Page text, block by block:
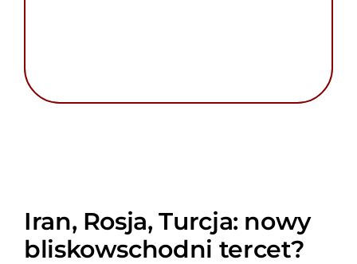
Iran, Rosja, Turcja: nowy
bliskowschodni tercet?